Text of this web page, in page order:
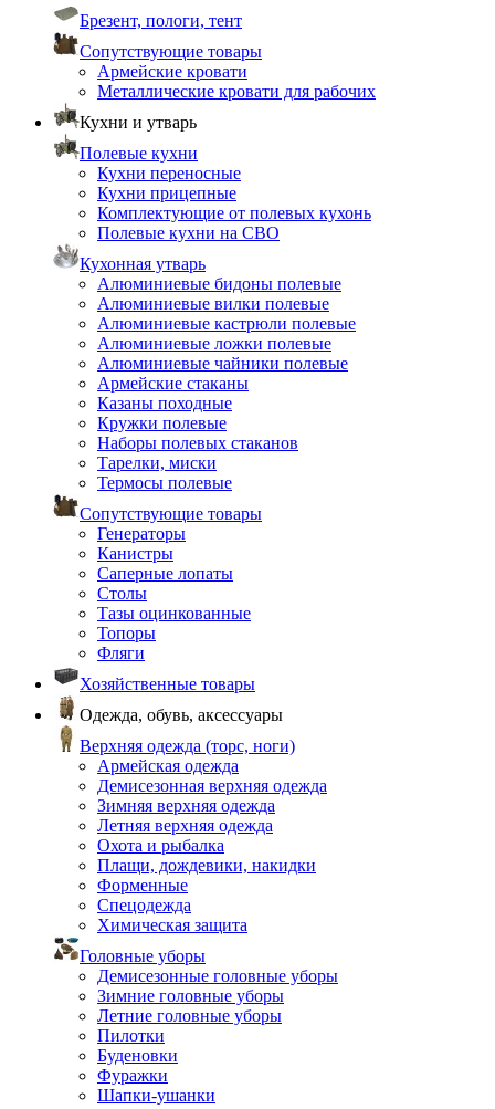
Брезент, пологи, тент
Сопутствующие товары
Армейские кровати
Металлические кровати для рабочих
Кухни и утварь
Полевые кухни
Кухни переносные
Кухни прицепные
Комплектующие от полевых кухонь
Полевые кухни на СВО
Кухонная утварь
Алюминиевые бидоны полевые
Алюминиевые вилки полевые
Алюминиевые кастрюли полевые
Алюминиевые ложки полевые
Алюминиевые чайники полевые
Армейские стаканы
Казаны походные
Кружки полевые
Наборы полевых стаканов
Тарелки, миски
Термосы полевые
Сопутствующие товары
Генераторы
Канистры
Саперные лопаты
Столы
Тазы оцинкованные
Топоры
Фляги
Хозяйственные товары
Одежда, обувь, аксессуары
Верхняя одежда (торс, ноги)
Армейская одежда
Демисезонная верхняя одежда
Зимняя верхняя одежда
Летняя верхняя одежда
Охота и рыбалка
Плащи, дождевики, накидки
Форменные
Спецодежда
Химическая защита
Головные уборы
Демисезонные головные уборы
Зимние головные уборы
Летние головные уборы
Пилотки
Буденовки
Фуражки
Шапки-ушанки